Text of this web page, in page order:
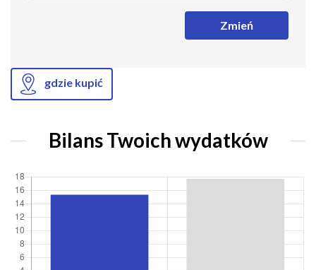
Zmień
gdzie kupić
Bilans Twoich wydatków